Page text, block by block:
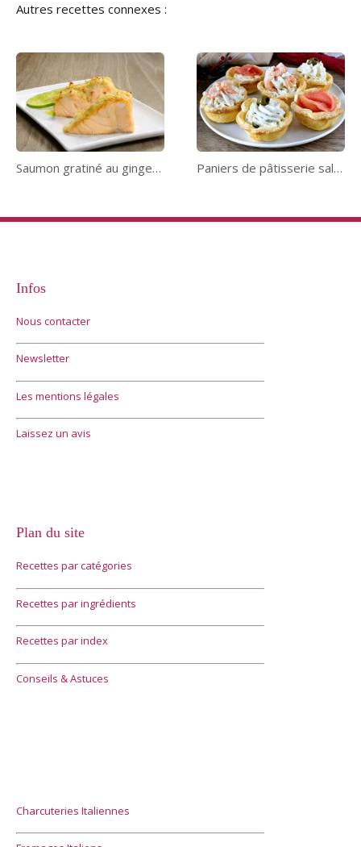
Autres recettes connexes :
Saumon gratiné au gingembre Paniers de pâtisserie salés
Infos
Nous contacter
Newsletter
Les mentions légales
Laissez un avis
Plan du site
Recettes par catégories
Recettes par ingrédients
Recettes par index
Conseils & Astuces
Charcuteries Italiennes